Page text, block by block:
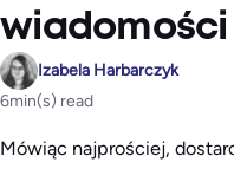
wiadomości
Izabela Harbarczyk
6min(s) read
Mówiąc najprościej,